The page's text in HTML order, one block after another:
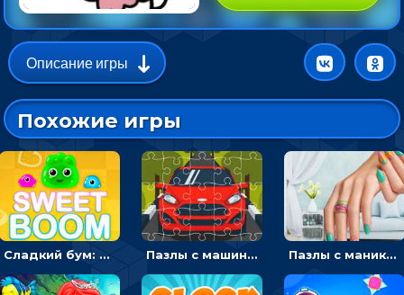
Описание игры
Похожие игры
Сладкий бум: тапнуть, чтобы взорвать желейки - головоломка Пазлы с машинами Форд: собирать картинки и открывать новые Пазлы с маникюром: собери идеальный рисунок для ногтей